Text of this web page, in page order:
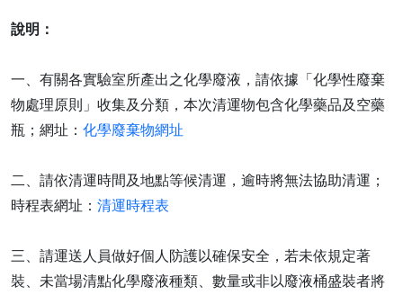
說明：
一、有關各實驗室所產出之化學廢液，請依據「化學性廢棄
物處理原則」收集及分類，本次清運物包含化學藥品及空藥
瓶；網址： 化學廢棄物網址
二、請依清運時間及地點等候清運，逾時將無法協助清運；
時程表網址： 清運時程表
三、請運送人員做好個人防護以確保安全，若未依規定著
裝、未當場清點化學廢液種類、數量或非以廢液桶盛裝者將